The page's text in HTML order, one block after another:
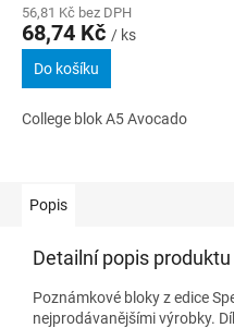
56,81 Kč bez DPH
68,74 Kč / ks
Do košíku
College blok A5 Avocado
Popis
Detailní popis produktu
Poznámkové bloky z edice
nejprodávanějšími výrobky.